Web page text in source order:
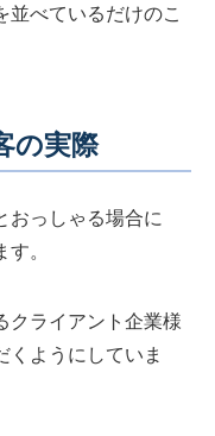
並べているだけのこ
の実際
おっしゃる場合に
。
クライアント企業様
くようにしていま